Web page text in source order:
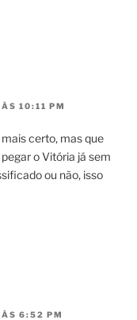
10:11 PM
certo, mas que
o Vitória já sem
ou não, isso
ÀS 6:52 PM